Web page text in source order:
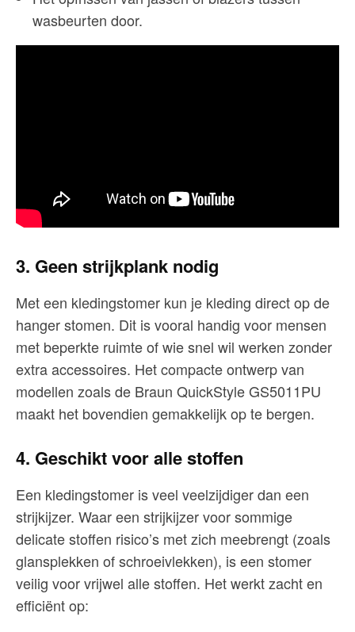
wasbeurten door.
3. Geen strijkplank nodig
Met een kledingstomer kun je kleding direct op de
hanger stomen. Dit is vooral handig voor mensen
met beperkte ruimte of wie snel wil werken zonder
extra accessoires. Het compacte ontwerp van
modellen zoals de Braun QuickStyle GS5011PU
maakt het bovendien gemakkelijk op te bergen.
4. Geschikt voor alle stoffen
Een kledingstomer is veel veelzijdiger dan een
strijkijzer. Waar een strijkijzer voor sommige
delicate stoffen risico’s met zich meebrengt (zoals
glansplekken of schroeivlekken), is een stomer
veilig voor vrijwel alle stoffen. Het werkt zacht en
efficiënt op: